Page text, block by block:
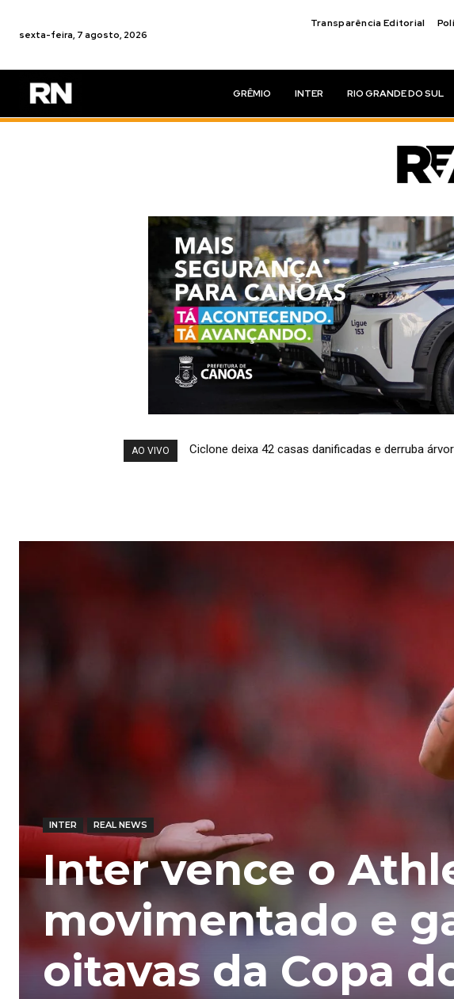
sexta-feira, 7 agosto, 2026
Transparência Editorial
GRÊMIO INTER RIO GRANDE DO SUL
AO VIVO Alerta médico: O uso indiscriminado de canetas
INTER REAL NEWS
Inter vence o
movimentado e
oitavas da Copa